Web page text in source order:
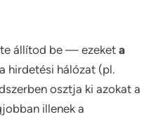
te állítod be — ezeketa
hirdetési hálózat (pl.
osztja ki azokat a
illenek a